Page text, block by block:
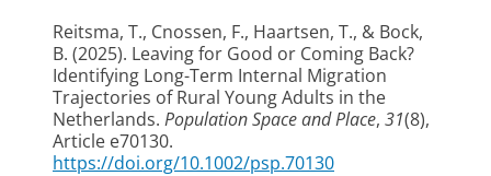
Reitsma, T., Cnossen, F., Haartsen, T., & Bock,
B. (2025). Leaving for Good or Coming Back?
Identifying Long-Term Internal Migration
Trajectories of Rural Young Adults in the
Netherlands. Population Space and Place, 31(8),
Article e70130.
https://doi.org/10.1002/psp.70130